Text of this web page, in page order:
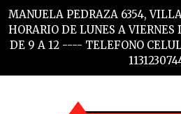
MANUELA PEDRAZA 6354,
HORARIO DE LUNES A VIERNES
DE 9 A 12 ---- TELEFONO